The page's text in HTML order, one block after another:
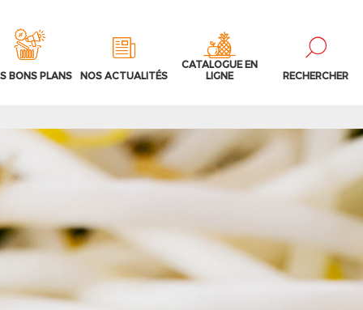
BONS PLANS NOS ACTUALITÉS
CATALOGUE EN
LIGNE
RECHERCHER